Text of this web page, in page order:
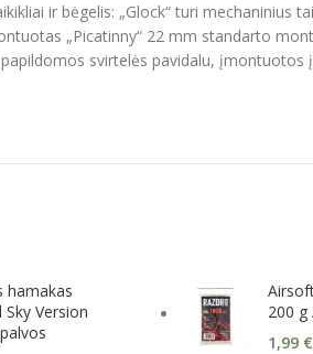
ir bėgelis: „Glock“ turi mechaninius
„Picatinny“ 22 mm standarto
svirtelės pavidalu, įmontuotos
hamakas
Version
200 g
1,99 €